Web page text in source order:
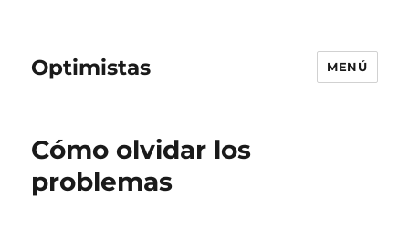
Optimistas MENÚ
Cómo olvidar los
problemas